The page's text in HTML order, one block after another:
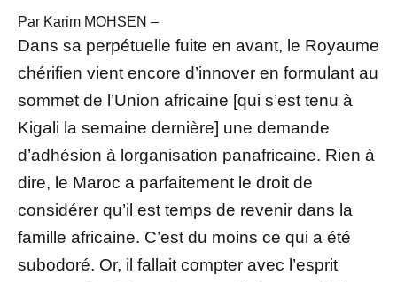
Par Karim MOHSEN –
Dans sa perpétuelle fuite en avant, le Royaume
chérifien vient encore d’innover en formulant au
sommet de l’Union africaine [qui s’est tenu à
Kigali la semaine dernière] une demande
d’adhésion à lorganisation panafricaine. Rien à
dire, le Maroc a parfaitement le droit de
considérer qu’il est temps de revenir dans la
famille africaine. C’est du moins ce qui a été
subodoré. Or, il fallait compter avec l’esprit